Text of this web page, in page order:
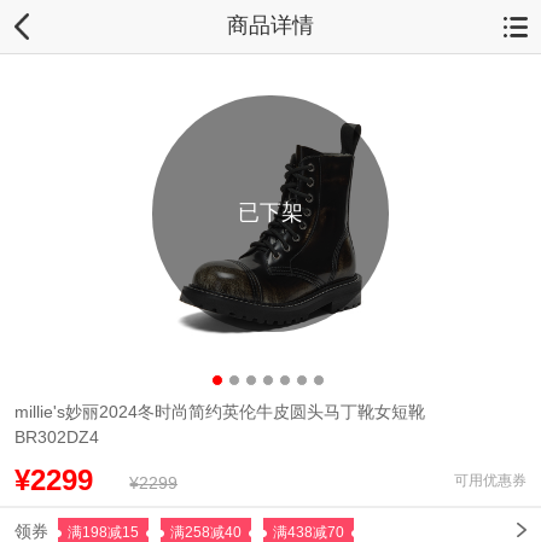
商品详情
已下架
millie's妙丽2024冬时尚简约英伦牛皮圆头马丁靴女短靴
BR302DZ4
¥2299 ¥2299 可用优惠券
领券 满198减15 满258减40 满438减70